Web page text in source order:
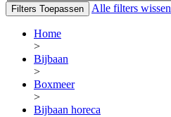
Filters Toepassen Alle filters wissen
Home
>
Bijbaan
>
Boxmeer
>
Bijbaan horeca